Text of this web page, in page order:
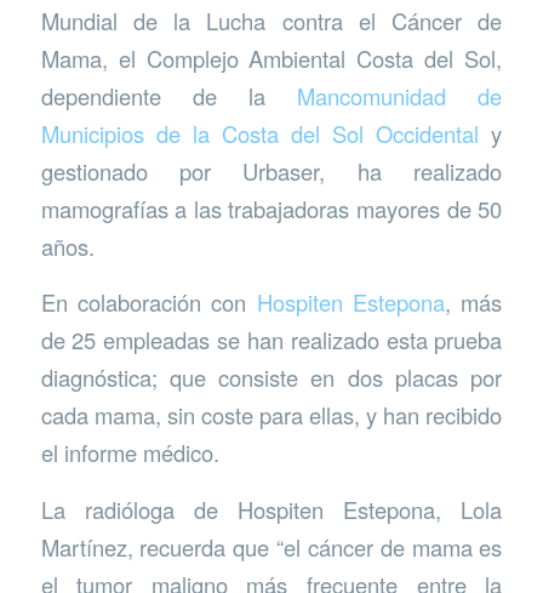
Mundial de la Lucha contra el Cáncer de
Mama, el Complejo Ambiental Costa del Sol,
dependiente de la Mancomunidad de
Municipios de la Costa del Sol Occidental y
gestionado por Urbaser, ha realizado
mamografías a las trabajadoras mayores de 50
años.
En colaboración con Hospiten Estepona, más
de 25 empleadas se han realizado esta prueba
diagnóstica; que consiste en dos placas por
cada mama, sin coste para ellas, y han recibido
el informe médico.
La radióloga de Hospiten Estepona, Lola
Martínez, recuerda que “el cáncer de mama es
el tumor maligno más frecuente entre la